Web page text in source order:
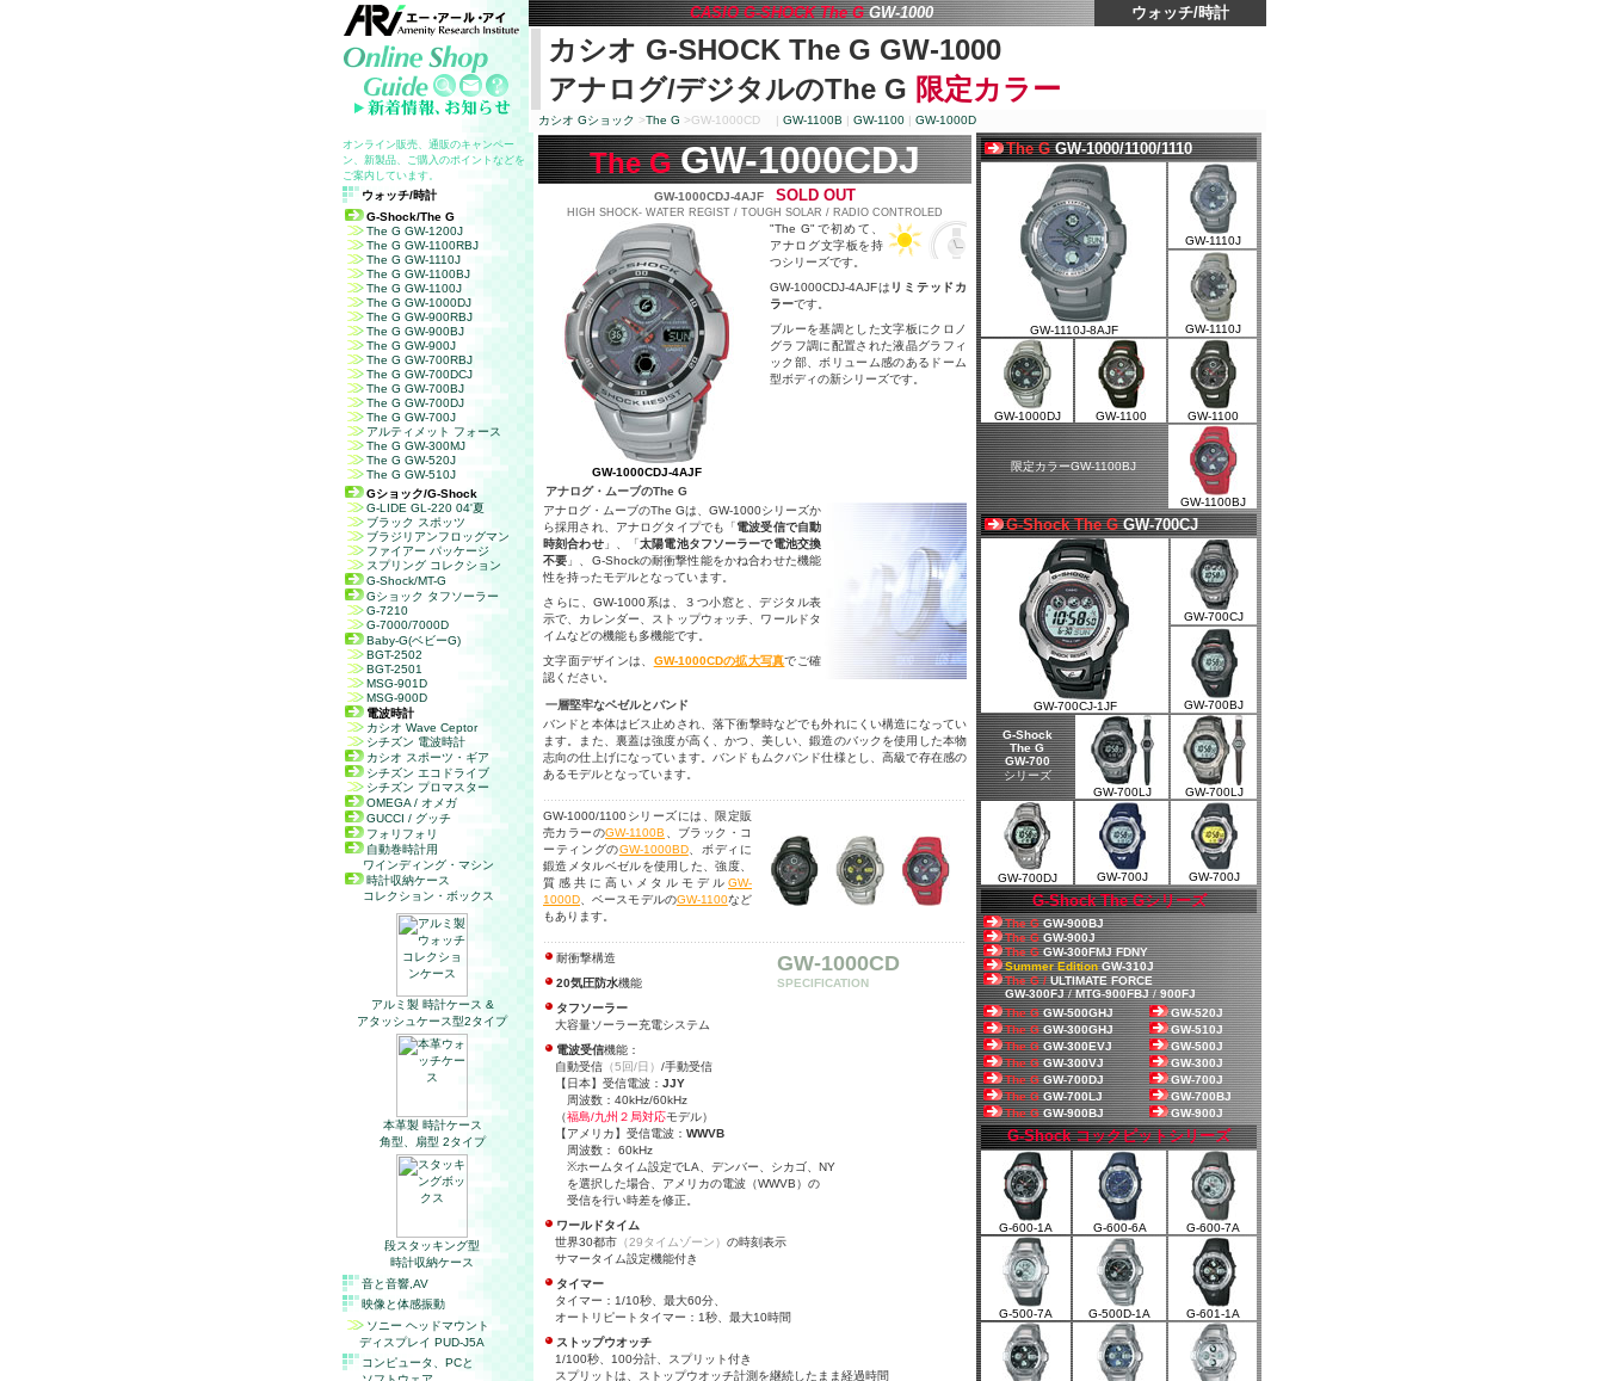
CASIO G-SHOCK The GGW-1000 ウォッチ/時計
カシオ G-SHOCK The G GW-1000
アナログ/デジタルのThe G 限定カラー
カシオ Gショック >The G >GW-1000CD | GW-1100B | GW-1100 | GW-1000D
オンライン販売、通販のキャンペー
ン、新製品、ご購入のポイントなどを
ご案内しています。
ウォッチ/時計
G-Shock/The G
The G GW-1200J
The G GW-1100RBJ
The G GW-1110J
The G GW-1100BJ
The G GW-1100J
The G GW-1000DJ
The G GW-900RBJ
The G GW-900BJ
The G GW-900J
The G GW-700RBJ
The G GW-700DCJ
The G GW-700BJ
The G GW-700DJ
The G GW-700J
アルティメット フォース
The G GW-300MJ
The G GW-520J
The G GW-510J
Gショック/G-Shock
G-LIDE GL-220 04'夏
ブラック スポッツ
ブラジリアンフロッグマン
ファイアー パッケージ
スプリング コレクション
G-Shock/MT-G
Gショック タフソーラー
G-7210
G-7000/7000D
Baby-G(ベビーG)
BGT-2502
BGT-2501
MSG-901D
MSG-900D
電波時計
カシオ Wave Ceptor
シチズン 電波時計
カシオ スポーツ・ギア
シチズン エコドライブ
シチズン プロマスター
OMEGA / オメガ
GUCCI / グッチ
フォリフォリ
自動巻時計用
ワインディング・マシン
時計収納ケース
コレクション・ボックス
アルミ製 時計ケース &
アタッシュケース型2タイプ
本革製 時計ケース
角型、扇型 2タイプ
段スタッキング型
時計収納ケース
音と音響, AV
映像と体感振動
ソニー ヘッドマウント
ディスプレイ PUD-J5A
コンピュータ、 PCと
The GGW-1000CDJ
GW-1000CDJ-4AJF SOLD OUT
HIGH SHOCK- WATER REGIST / TOUGH SOLAR / RADIO CONTROLED
GW-1000CDJ-4AJF
"The G"で初めて、
アナログ文字板を持
つシリーズです。
GW-1000CDJ-4AJFは リミテッドカ
ラーです。
ブルーを基調とした文字板にクロノ
グラフ調に配置された液晶グラフィ
ック部、ボリューム感のあるドーム
型ボディの新シリーズです。
アナログ・ムーブのThe G
アナログ・ムーブのThe Gは、 GW-1000シリーズか
ら採用され、アナログタイプでも「電波受信で自動
時刻合わせ」、「太陽電池タフソーラーで電池交換
不要 」、G-Shockの耐衝撃性能をかね合わせた機能
性を持ったモデルとなっています。
さらに、 GW-1000系は、３つ小窓と、デジタル表
示で、カレンダー、ストップウォッチ、ワールドタ
イムなどの機能も多機能です。
文字面デザインは、 GW-1000CDの拡大写真でご確
認ください。
一層堅牢なベゼルとバンド
バンドと本体はビス止めされ、落下衝撃時などでも外れにくい構造になってい
ます。また、裏蓋は強度が高く、かつ、美しい、鍛造のバックを使用した本物
志向の仕上げになっています。バンドもムクバンド仕様とし、高級で存在感の
あるモデルとなっています。
GW-1000/1100シリーズには、限定販
売カラーのGW-1100B 、ブラック・コ
ーティングのGW-1000BD、ボディに
鍛造メタルベゼルを使用した、強度、
質感共に高いメタルモデル GW-
1000D 、ベースモデルのGW-1100など
もあります。
GW-1000CD
SPECIFICATION
耐衝撃構造
20気圧防水機能
タフソーラー
大容量ソーラー充電システム
電波受信機能：
自動受信 （5回/日） /手動受信
【日本】受信電波： JJY
周波数：40kHz/60kHz
（福島/九州２局対応モデル）
【アメリカ】受信電波： WWVB
周波数： 60kHz
※ホームタイム設定でLA、デンバー、シカゴ、NY
を選択した場合、アメリカの電波（WWVB）の
受信を行い時差を修正。
ワールドタイム
世界30都市 （29タイムゾーン） の時刻表示
サマータイム設定機能付き
タイマー
タイマー：1/10秒、最大60分、
オートリピートタイマー：1秒、最大10時間
ストップウオッチ
1/100秒、100分計、スプリット付き
スプリットは、ストップウオッチ計測を継続したまま経過時間
The GGW-1000/1100/1110
GW-1110J-8AJF
GW-1110J
GW-1110J
GW-1000DJ GW-1100 GW-1100
限定カラーGW-1100BJ
GW-1100BJ
G-Shock The GGW-700CJ
GW-700CJ-1JF
GW-700CJ
GW-700BJ
G-Shock
The G
GW-700
シリーズ
GW-700LJ
GW-700LJ
GW-700DJ GW-700J GW-700J
G-Shock The Gシリーズ
The GGW-900BJ
The GGW-900J
The GGW-300FMJ FDNY
Summer Edition GW-310J
The G /ULTIMATE FORCE
GW-300FJ/MTG-900FBJ/900FJ
The GGW-500GHJ
GW-520J
The GGW-300GHJ
GW-510J
The GGW-300EVJ
GW-500J
The GGW-300VJ
GW-300J
The GGW-700DJ
GW-700J
The GGW-700LJ
GW-700BJ
The GGW-900BJ GW-900J
G-Shockコックピットシリーズ
G-600-1A G-600-6A G-600-7A
G-500-7A G-500D-1A G-601-1A